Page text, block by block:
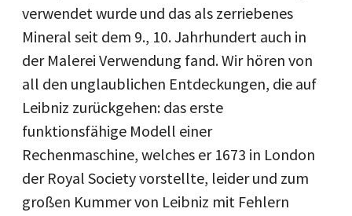
verwendet wurde und das als zerriebenes
Mineral seit dem 9., 10. Jahrhundert auch in
der Malerei Verwendung fand. Wir hören von
all den unglaublichen Entdeckungen, die auf
Leibniz zurückgehen: das erste
funktionsfähige Modell einer
Rechenmaschine, welches er 1673 in London
der Royal Society vorstellte, leider und zum
großen Kummer von Leibniz mit Fehlern